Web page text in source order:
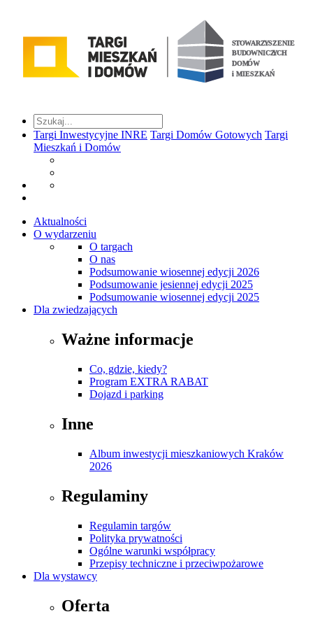
Targi Inwestycyjne INRE Targi Domów Gotowych Targi
Mieszkań i Domów
Aktualności
O wydarzeniu
O targach
O nas
Podsumowanie wiosennej edycji 2026
Podsumowanie jesiennej edycji 2025
Podsumowanie wiosennej edycji 2025
Dla zwiedzających
Ważne informacje
Co, gdzie, kiedy?
Program EXTRA RABAT
Dojazd i parking
Inne
Album inwestycji mieszkaniowych Kraków
2026
Regulaminy
Regulamin targów
Polityka prywatności
Ogólne warunki współpracy
Przepisy techniczne i przeciwpożarowe
Dla wystawcy
Oferta